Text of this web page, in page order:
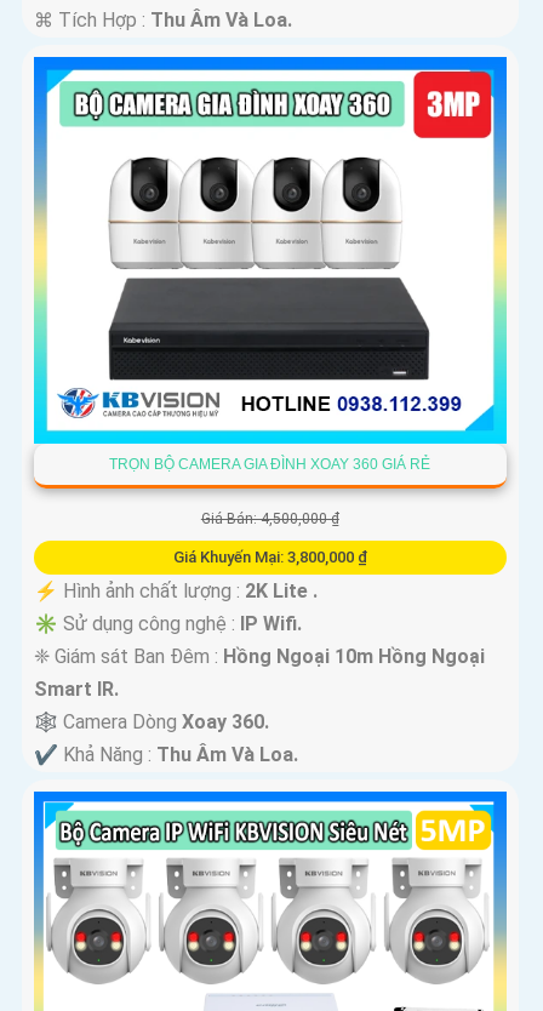
️⌘ Tích Hợp : Thu Âm Và Loa.
TRỌN BỘ CAMERA GIA ĐÌNH XOAY 360 GIÁ RẺ
Giá Bán: 4,500,000 ₫
Giá Khuyến Mại: 3,800,000 ₫
️⚡ Hình ảnh chất lượng : 2K Lite .
✳️ Sử dụng công nghệ : IP Wifi.
❈ Giám sát Ban Đêm : Hồng Ngoại 10m Hồng Ngoại
Smart IR.
🕸️ Camera Dòng Xoay 360.
️✔️ Khả Năng : Thu Âm Và Loa.